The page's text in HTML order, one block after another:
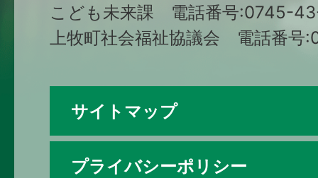
こども未来課 電話番号:0745-
上牧町社会福祉協議会 電話番号
サイトマップ
プライバシーポリシー